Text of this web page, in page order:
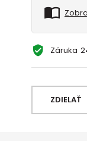
Záruka
ZDIELAŤ